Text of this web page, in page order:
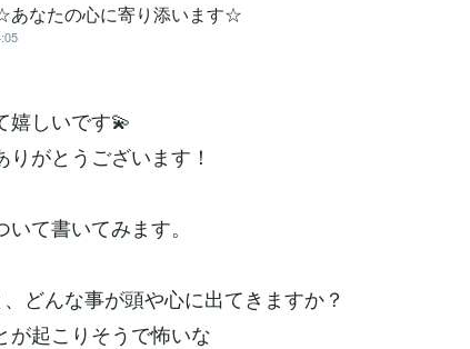
あなたの心に寄り添います☆
嬉しいです💫
りがとうございます！
て書いてみます。
、どんな事が頭や心に出てきますか？
が起こりそうで怖いな